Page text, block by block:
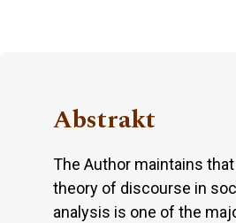
Abstrakt
The Author maintains
theory of discourse in
analysis is one of the